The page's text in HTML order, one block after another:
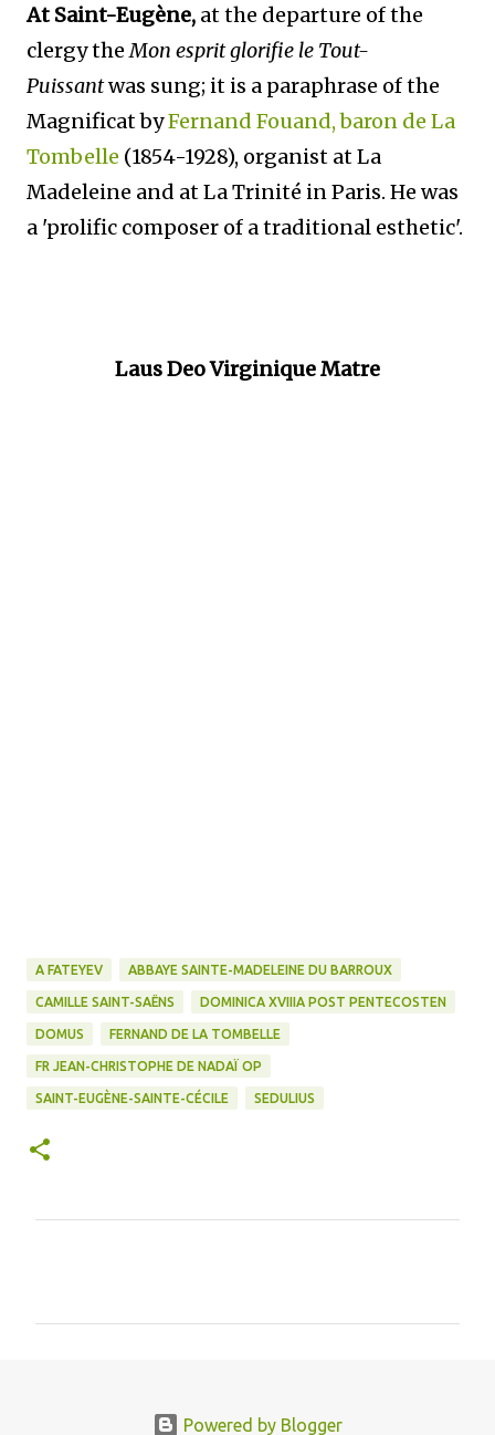
At Saint-Eugène, at the departure of the
clergy theMon esprit glorifie le Tout-
Puissantwas sung; it is a paraphrase of the
Magnificat byFernand Fouand, baron de La
Tombelle (1854-1928), organist at La
Madeleine and at La Trinité in Paris. He was
a 'prolific composer of a traditional esthetic'.
Laus Deo Virginique Matre
A FATEYEV ABBAYE SAINTE-MADELEINE DU BARROUX
CAMILLE SAINT-SAËNS DOMINICA XVIIIA POST PENTECOSTEN
DOMUS FERNAND DE LA TOMBELLE
FR JEAN-CHRISTOPHE DE NADAÏ OP
SAINT-EUGÈNE-SAINTE-CÉCILE SEDULIUS
Powered by Blogger